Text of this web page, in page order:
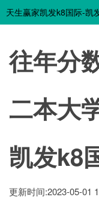
天生赢家凯发k8国际-凯
往年分
二本大
凯发k8
更新时间:2023-05-01